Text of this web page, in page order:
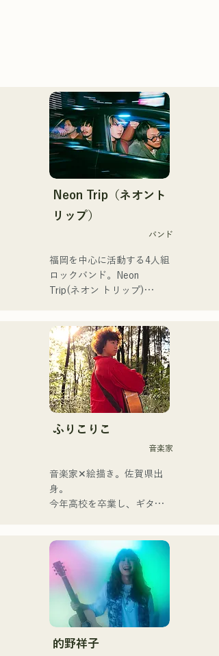
Neon Trip（ネオント
リップ）
バンド
福岡を中心に活動する4人組
ロックバンド。Neon
Trip(ネオン トリップ)
歌謡ロックのエッセンスが
Vo&Gt.神谷優馬の艶のある
歌声でノスタルジーを感じ
る楽曲に息づいている。
Vo&Gt.神谷優馬を中心に生
み出す、時に優しく、時に
ルーツが加わり幅広い楽曲
を生み出し、『令和歌謡ロ
ック』を掲げ活動してい
ふりこりこ
音楽家
音楽家✕絵描き。佐賀県出
身。
今年高校を卒業し、ギター
行う傍ら、大胆な色彩感覚
を活かしたアート制作に励
む。枠に収まりきれないマ
ルチな表現スタイルを確立
するため、日々探求を続け
ている。現在はSNSを中心
に、自身の表現を発信中。
的野祥子